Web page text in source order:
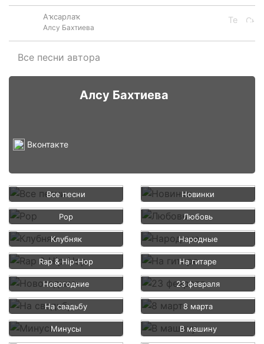
Аҡсарлаҡ
Алсу Бахтиева
Все песни автора
Алсу Бахтиева
Вконтакте
Все песни Новинки
Pop Любовь
Клубняк Народные
Rap & Hip-Hop На гитаре
Новогодние 23 февраля
На свадьбу 8 марта
Минусы В машину